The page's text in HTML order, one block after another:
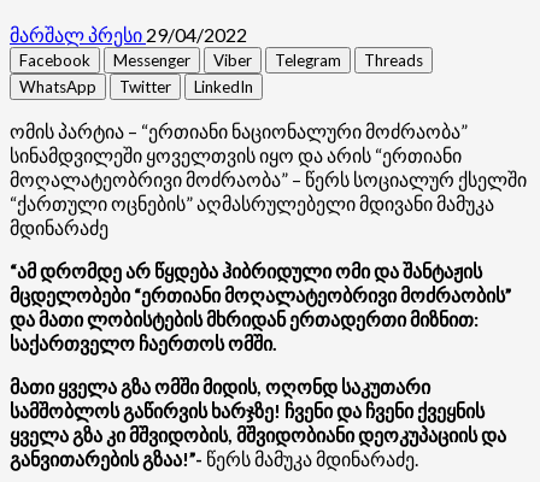
მარშალ პრესი 29/04/2022
Facebook Messenger Viber Telegram
Threads
WhatsApp
Twitter LinkedIn
ომის პარტია – “ერთიანი ნაციონალური მოძრაობა”
სინამდვილეში ყოველთვის იყო და არის “ერთიანი
მოღალატეობრივი მოძრაობა” – წერს სოციალურ ქსელში
“ქართული ოცნების” აღმასრულებელი მდივანი მამუკა
მდინარაძე
“ამ დრომდე არ წყდება ჰიბრიდული ომი და შანტაჟის
მცდელობები “ერთიანი მოღალატეობრივი მოძრაობის”
და მათი ლობისტების მხრიდან ერთადერთი მიზნით:
საქართველო ჩაერთოს ომში.
მათი ყველა გზა ომში მიდის, ოღონდ საკუთარი
სამშობლოს გაწირვის ხარჯზე! ჩვენი და ჩვენი ქვეყნის
ყველა გზა კი მშვიდობის, მშვიდობიანი დეოკუპაციის და
განვითარების გზაა!”- წერს მამუკა მდინარაძე.